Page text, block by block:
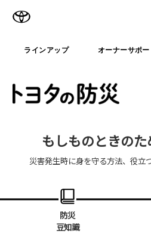
ラインアップ オーナーサポー
もしものときのた
災害発生時に身を守る方法、役立
防災
豆知識